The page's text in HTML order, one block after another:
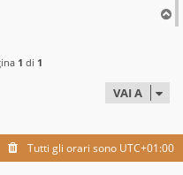
o
1 di 1
VAI A
Tutti gli orari sono UTC+01:00